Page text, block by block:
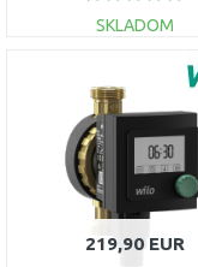
SKLADOM
DO KOŠÍKA
Porovnať
219,90 EUR